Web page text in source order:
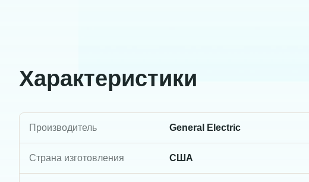
Характеристики
Производитель General Electric
Страна изготовления США